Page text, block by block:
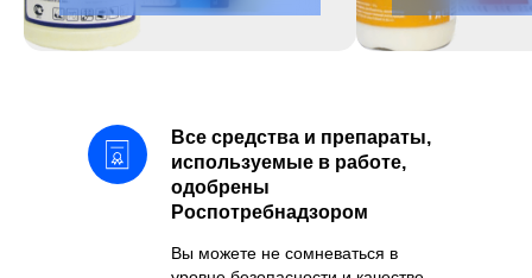
Все средства и препараты,
используемые в работе,
одобрены
Роспотребнадзором
Вы можете не сомневаться в